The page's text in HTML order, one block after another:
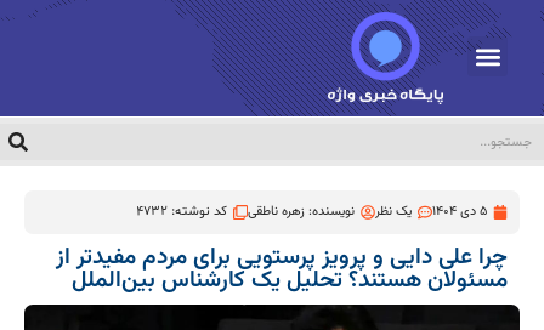
5 دی 1404 یک نظر نویسنده:زهره ناطقی کد نوشته: 4732
چرا علی دایی و پرویز پرستویی برای مردم مفیدتر از
مسئولان هستند؟ تحلیل یک کارشناس بین‌الملل